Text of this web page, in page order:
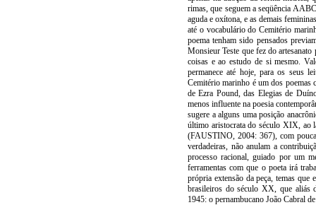
rimas, que seguem a seqüência
aguda e oxítona, e as demais
até o vocabulário do Cemitério
poema tenham sido pensados
Monsieur Teste que fez do
coisas e ao estudo de si mesmo.
permanece até hoje, para os seus
Cemitério marinho é um dos poemas
de Ezra Pound, das Elegias de
menos influente na poesia
sugere a alguns uma posição
último aristocrata do século XIX, ao
(FAUSTINO, 2004: 367), com
verdadeiras, não anulam a
processo racional, guiado por um
ferramentas com que o poeta irá
própria extensão da peça, temas que
brasileiros do século XX, que aliás
1945: o pernambucano João Cabral